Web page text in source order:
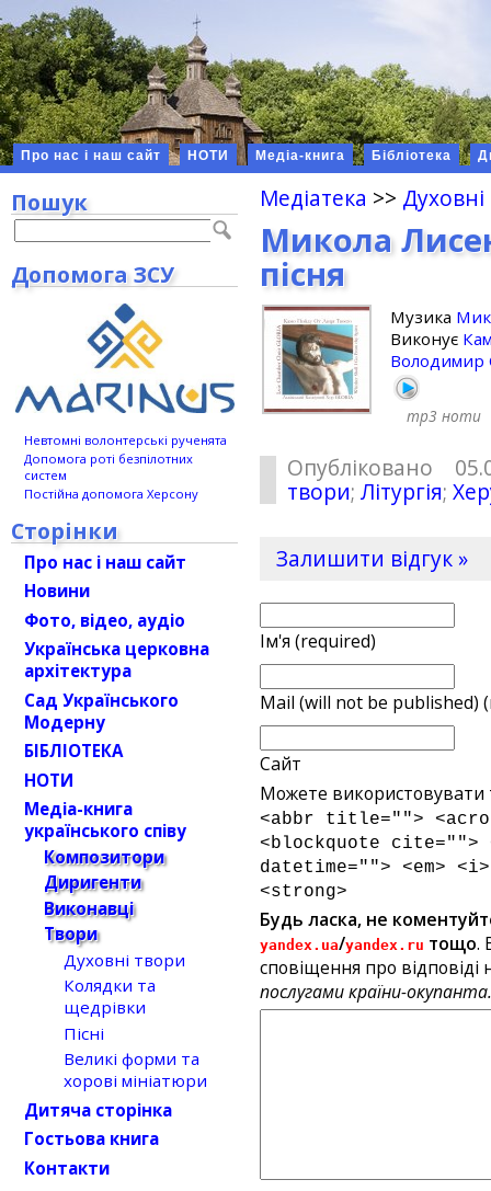
Про нас і наш сайт НОТИ Медіа-книга Бібліотека
Медіатека >>
Микола
пісня
Музика
Виконує
Володимир
mp3 ноти
Опубліковано
твори;Літургія;
Залишити відгук »
Ім'я (required)
Mail (will not be published)
Сайт
Можете використовувати
<abbr title="">
<blockquote cite="">
datetime=""> <em>
<strong>
Будь ласка, не
yandex.ua/yandex.ru тощо.
сповіщення про відповіді
послугами країни-
Пошук
Допомога ЗСУ
Невтомні волонтерські рученята
Допомога роті безпілотних
систем
Постійна допомога Херсону
Сторінки
Про нас і наш сайт
Новини
Фото, відео, аудіо
Українська церковна
архітектура
Сад Українського
Модерну
БІБЛІОТЕКА
НОТИ
Медіа-книга
українського співу
Композитори
Диригенти
Виконавці
Твори
Духовні твори
Колядки та
щедрівки
Пісні
Великі форми та
хорові мініатюри
Дитяча сторінка
Гостьова книга
Контакти